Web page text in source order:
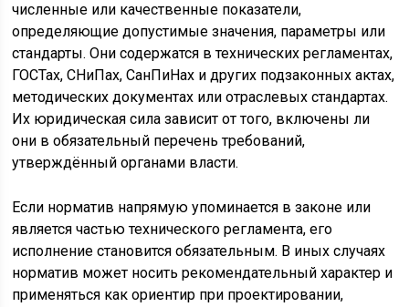
численные или качественные показатели,
определяющие допустимые значения, параметры или
стандарты. Они содержатся в технических регламентах,
ГОСТах, СНиПах, СанПиНах и других подзаконных актах,
методических документах или отраслевых стандартах.
Их юридическая сила зависит от того, включены ли
они в обязательный перечень требований,
утверждённый органами власти.
Если норматив напрямую упоминается в законе или
является частью технического регламента, его
исполнение становится обязательным. В иных случаях
норматив может носить рекомендательный характер и
применяться как ориентир при проектировании,